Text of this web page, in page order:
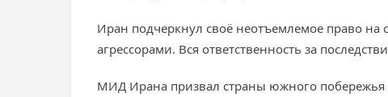
Иран подчеркнул своё неотъемлемое право на
агрессорами. Вся ответственность за
МИД Ирана призвал страны южного побережья